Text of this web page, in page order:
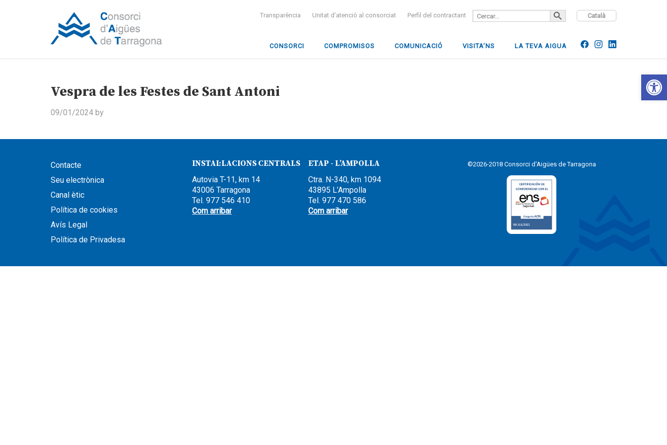
Català
Transparència Unitat d’atenció al consorciat Perfil del contractant
Search
for:
SEARCH BUTTON
CONSORCI COMPROMISOS COMUNICACIÓ VISITA’NS LA TEVA AIGUA
Vespra de les Festes de Sant Antoni
09/01/2024 by
Contacte
Seu electrònica
Canal ètic
Política de cookies
Avís Legal
Política de Privadesa
INSTAL·LACIONS CENTRALS
Autovia T-11, km 14
43006 Tarragona
Tel. 977 546 410
Com arribar
ETAP - L’AMPOLLA
Ctra. N-340, km 1094
43895 L’Ampolla
Tel. 977 470 586
Com arribar
©2026-2018 Consorci d'Aigües de Tarragona